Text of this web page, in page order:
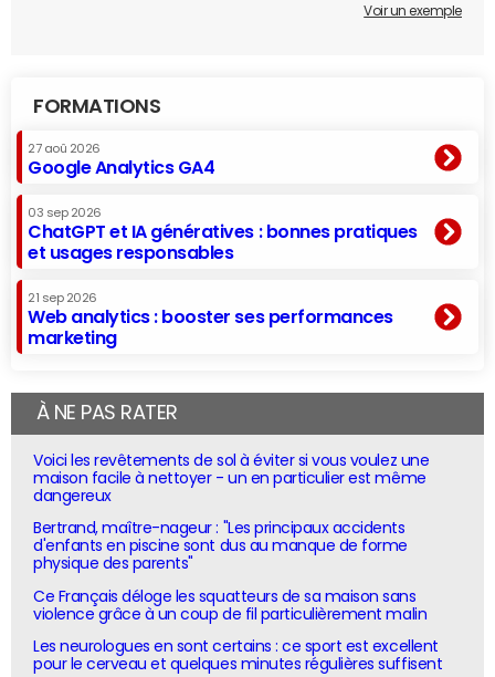
Voir un exemple
FORMATIONS
27 aoû 2026
Google Analytics GA4
03 sep 2026
ChatGPT et IA génératives : bonnes pratiques
et usages responsables
21 sep 2026
Web analytics : booster ses performances
marketing
À NE PAS RATER
Voici les revêtements de sol à éviter si vous voulez une
maison facile à nettoyer - un en particulier est même
dangereux
Bertrand, maître-nageur : "Les principaux accidents
d'enfants en piscine sont dus au manque de forme
physique des parents"
Ce Français déloge les squatteurs de sa maison sans
violence grâce à un coup de fil particulièrement malin
Les neurologues en sont certains : ce sport est excellent
pour le cerveau et quelques minutes régulières suffisent